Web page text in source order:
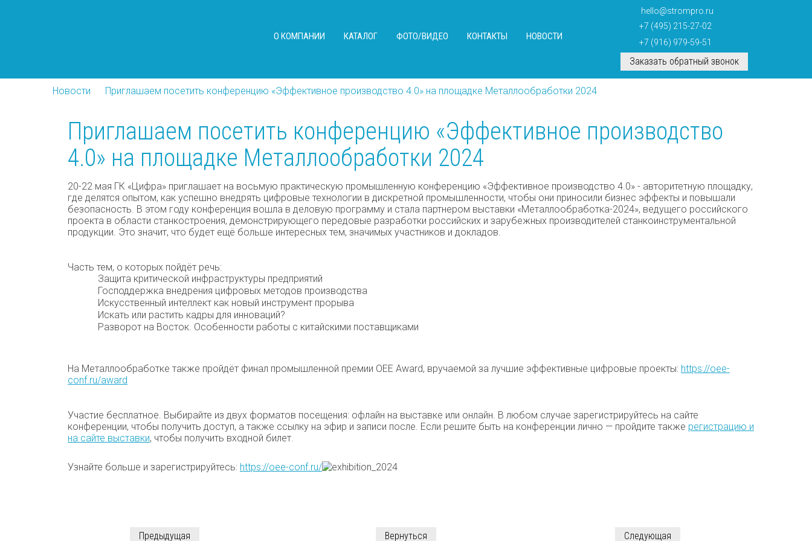
+7 (495) 215-27-02
+7 (916) 979-59-51
hello@strompro.ru
Заказать обратный звонок
О КОМПАНИИ КАТАЛОГ ФОТО/ВИДЕО КОНТАКТЫ НОВОСТИ
Новости Приглашаем посетить конференцию «Эффективное производство 4.0» на площадке Металлообработки 2024
Приглашаем посетить конференцию «Эффективное производство
4.0» на площадке Металлообработки 2024
20-22 мая ГК «Цифра» приглашает на восьмую практическую промышленную конференцию «Эффективное производство 4.0» - авторитетную площадку,
где делятся опытом, как успешно внедрять цифровые технологии в дискретной промышленности, чтобы они приносили бизнес эффекты и повышали
безопасность. В этом году конференция вошла в деловую программу и стала партнером выставки «Металлообработка-2024», ведущего российского
проекта в области станкостроения, демонстрирующего передовые разработки российских и зарубежных производителей станкоинструментальной
продукции. Это значит, что будет ещё больше интересных тем, значимых участников и докладов.
Часть тем, о которых пойдёт речь:
Защита критической инфраструктуры предприятий
Господдержка внедрения цифровых методов производства
Искусственный интеллект как новый инструмент прорыва
Искать или растить кадры для инноваций?
Разворот на Восток. Особенности работы с китайскими поставщиками
На Металлообработке также пройдёт финал промышленной премии OEE Award, вручаемой за лучшие эффективные цифровые проекты: https://oee-
conf.ru/award
Участие бесплатное. Выбирайте из двух форматов посещения: офлайн на выставке или онлайн. В любом случае зарегистрируйтесь на сайте
конференции, чтобы получить доступ, а также ссылку на эфир и записи после. Если решите быть на конференции лично — пройдите также регистрацию и
на сайте выставки, чтобы получить входной билет.
Узнайте больше и зарегистрируйтесь: https://oee-conf.ru/
Предыдущая Вернуться Следующая